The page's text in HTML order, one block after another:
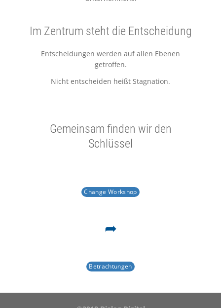
Im Zentrum steht die Entscheidung
Entscheidungen werden auf allen Ebenen
getroffen.
Nicht entscheiden heißt Stagnation.
Gemeinsam finden wir den
Schlüssel
Change Workshop
Betrachtungen